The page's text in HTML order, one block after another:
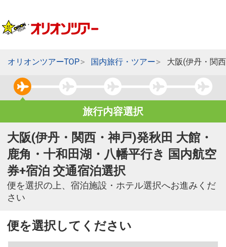
オリオンツアーTOP 国内旅行・ツアー 大阪(伊丹・関
旅行内容選択
大阪(伊丹・関西・神戸)発秋田 大館・
鹿角・十和田湖・八幡平行き 国内航空
券+宿泊 交通宿泊選択
便を選択の上、宿泊施設・ホテル選択へお進みくだ
さい
便を選択してください